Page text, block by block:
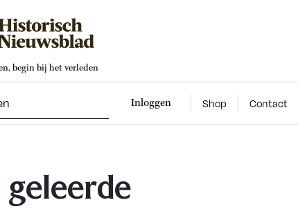
begin bij het verleden
Inloggen Shop Contact